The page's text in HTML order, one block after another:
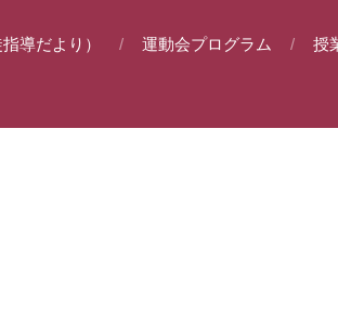
導だより） 運動会プログラム 授